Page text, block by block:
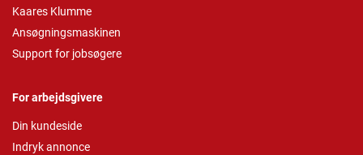
Kaares Klumme
Ansøgningsmaskinen
Support for jobsøgere
For arbejdsgivere
Din kundeside
Indryk annonce